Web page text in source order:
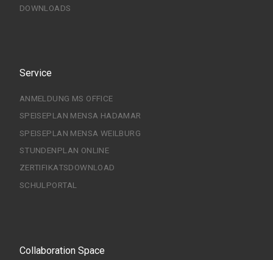
DOWNLOADS
Service
ANMELDUNG MS OFFICE
SPEISEPLAN MENSA HADAMAR
SPEISEPLAN MENSA WEILBURG
STUNDENPLAN ONLINE
ZERTIFIKATSDOWNLOAD
SCHULPORTAL
Collaboration Space